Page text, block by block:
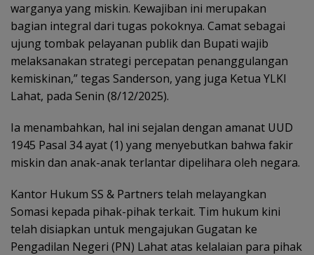
warganya yang miskin. Kewajiban ini merupakan
bagian integral dari tugas pokoknya. Camat sebagai
ujung tombak pelayanan publik dan Bupati wajib
melaksanakan strategi percepatan penanggulangan
kemiskinan,” tegas Sanderson, yang juga Ketua YLKI
Lahat, pada Senin (8/12/2025).
Ia menambahkan, hal ini sejalan dengan amanat UUD
1945 Pasal 34 ayat (1) yang menyebutkan bahwa fakir
miskin dan anak-anak terlantar dipelihara oleh negara.
Kantor Hukum SS & Partners telah melayangkan
Somasi kepada pihak-pihak terkait. Tim hukum kini
telah disiapkan untuk mengajukan Gugatan ke
Pengadilan Negeri (PN) Lahat atas kelalaian para pihak